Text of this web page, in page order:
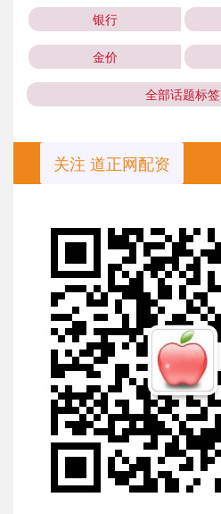
银行
金价
全部话题标签
关注 道正网配资